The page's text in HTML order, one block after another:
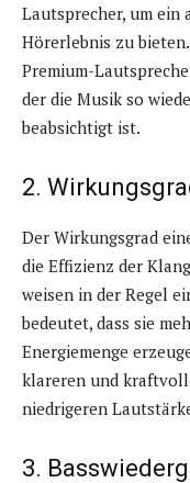
Lautsprecher, um ein
Hörerlebnis zu
Premium-
der die Musik so
beabsichtigt ist.
2.
Der Wirkungsgrad
die Effizienz der
weisen in der Regel
bedeutet, dass sie
Energiemenge
klareren und
niedrigeren
3.